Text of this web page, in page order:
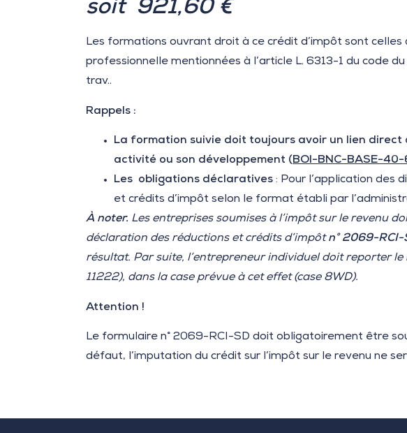
soit 921,60 €
Les formations ouvrant droit à ce crédit d’impôt sont
professionnelle mentionnées à l’article L. 6313-1 du code
trav..
Rappels :
La formation suivie doit toujours avoir un lien
activité ou son développement (BOI-BNC-BASE-
Les obligations déclaratives : Pour l’application des
et crédits d’impôt selon le format établi par
À noter. Les entreprises soumises à l’impôt sur le revenu
déclaration des réductions et crédits d’impôtn° 2069-RCI-
résultat. Par suite, l’entrepreneur individuel doit reporter
11222), dans la case prévue à cet effet (case 8WD).
Attention !
Le formulaire n° 2069-RCI-SD doit obligatoirement être
défaut, l’imputation du crédit sur l’impôt sur le revenu ne